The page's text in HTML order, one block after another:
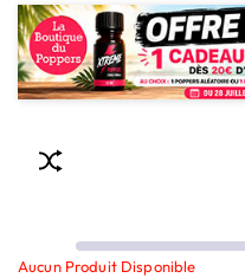
Aucun Produit Disponible